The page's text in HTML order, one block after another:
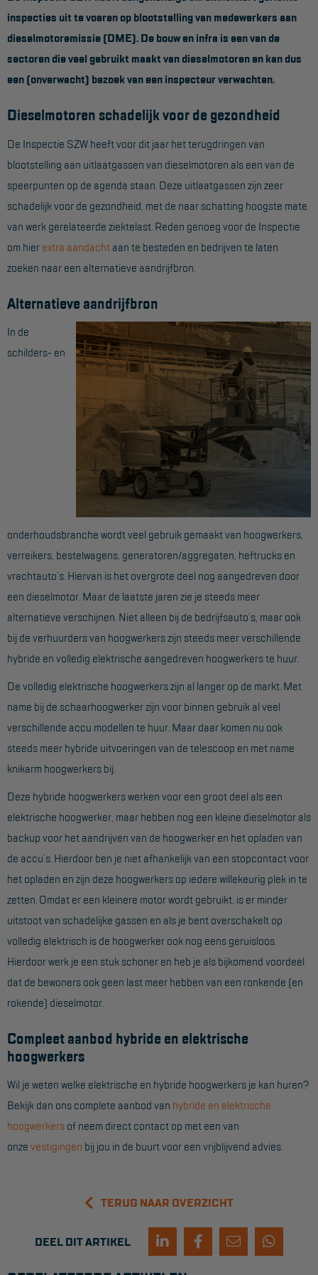
Werkbordes
Magazijntrap
Trailertrap
Trap accessoires
Schraag
VALBEVEILIGING
Veiligheid sets
Harnas gordels
Reddingsmiddelen
Rolsteigers
Schilderstellingen
Steiger overkapping
Hangbruginstallaties
Schilderwerkzaamheden
Industrieel onderhoud
Hoogwerkers
Telescoop hoogwerkers
Knikarmhoogwerkers
Spinhoogwerkers
Schaarhoogwerkers
Masthoogwerkers
Autohoogwerkers
Project toepassingen
Laagbouw
Industrie
Projectvoorbeelden
KEURING
Keuring en Inspectie
inspecties uit te voeren op blootstelling van medewerkers aan
dieselmotoremissie (DME). De bouw en infra is een van de
sectoren die veel gebruikt maakt van dieselmotoren en kan dus
een (onverwacht) bezoek van een inspecteur verwachten.
Dieselmotoren schadelijk voor de gezondheid
De Inspectie SZW heeft voor dit jaar het terugdringen van
blootstelling aan uitlaatgassen van dieselmotoren als een van de
speerpunten op de agenda staan. Deze uitlaatgassen zijn zeer
schadelijk voor de gezondheid, met de naar schatting hoogste mate
van werk gerelateerde ziektelast. Reden genoeg voor de Inspectie
om hier extra aandacht aan te besteden en bedrijven te laten
zoeken naar een alternatieve aandrijfbron.
Alternatieve aandrijfbron
In de
schilders- en
onderhoudsbranche wordt veel gebruik gemaakt van hoogwerkers,
verreikers, bestelwagens, generatoren/aggregaten, heftrucks en
vrachtauto’s. Hiervan is het overgrote deel nog aangedreven door
een dieselmotor. Maar de laatste jaren zie je steeds meer
alternatieve verschijnen. Niet alleen bij de bedrijfsauto’s, maar ook
bij de verhuurders van hoogwerkers zijn steeds meer verschillende
hybride en volledig elektrische aangedreven hoogwerkers te huur.
De volledig elektrische hoogwerkers zijn al langer op de markt. Met
name bij de schaarhoogwerker zijn voor binnen gebruik al veel
verschillende accu modellen te huur. Maar daar komen nu ook
steeds meer hybride uitvoeringen van de telescoop en met name
knikarm hoogwerkers bij.
Deze hybride hoogwerkers werken voor een groot deel als een
elektrische hoogwerker, maar hebben nog een kleine dieselmotor als
backup voor het aandrijven van de hoogwerker en het opladen van
de accu’s. Hierdoor ben je niet afhankelijk van een stopcontact voor
het opladen en zijn deze hoogwerkers op iedere willekeurig plek in te
zetten. Omdat er een kleinere motor wordt gebruikt, is er minder
uitstoot van schadelijke gassen en als je bent overschakelt op
volledig elektrisch is de hoogwerker ook nog eens geruisloos.
Hierdoor werk je een stuk schoner en heb je als bijkomend voordeel
dat de bewoners ook geen last meer hebben van een ronkende (en
rokende) dieselmotor.
Compleet aanbod hybride en elektrische
hoogwerkers
Wil je weten welke elektrische en hybride hoogwerkers je kan huren?
Bekijk dan ons complete aanbod van hybride en elektrische
hoogwerkers of neem direct contact op met een van
onze vestigingen bij jou in de buurt voor een vrijblijvend advies.
TERUG NAAR OVERZICHT
DEEL DIT ARTIKEL